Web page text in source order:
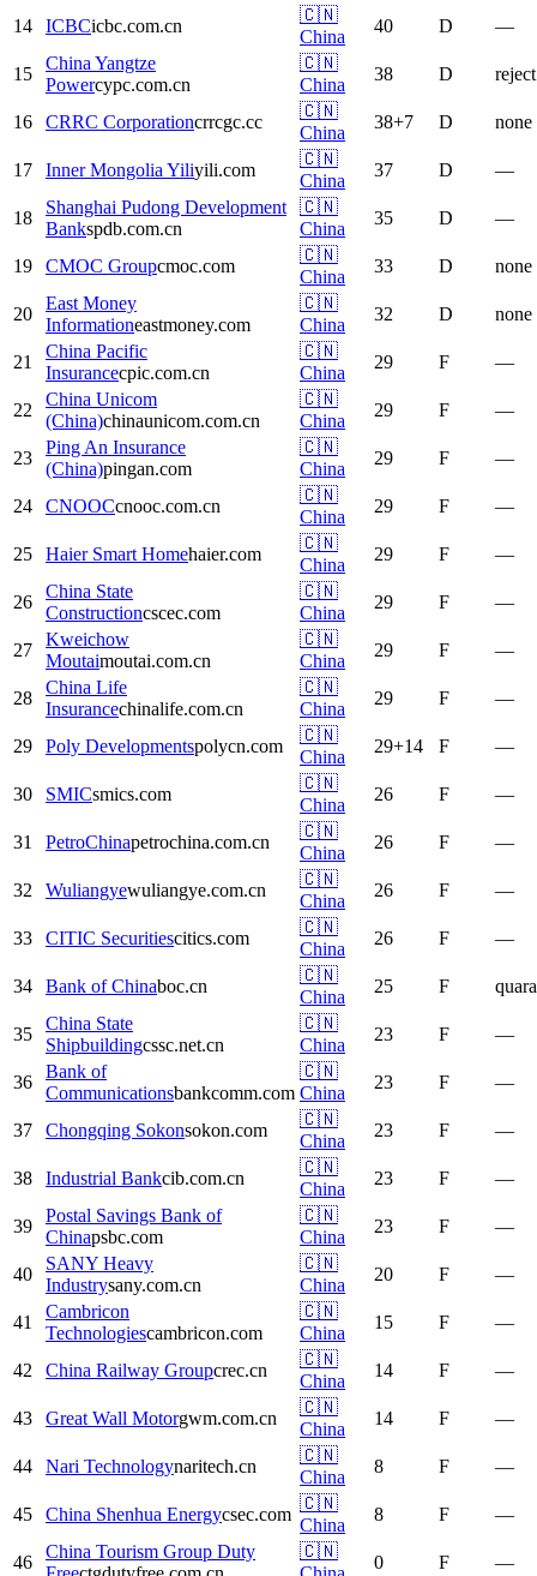
14 ICBCicbc.com.cn
🇨🇳
China
40 D —
15
China Yangtze
Powercypc.com.cn
🇨🇳
China
38 D reject
16 CRRC Corporationcrrcgc.cc
🇨🇳
China
38+7 D none
17 Inner Mongolia Yiliyili.com
🇨🇳
China
37 D —
18
Shanghai Pudong Development
Bankspdb.com.cn
🇨🇳
China
35 D —
19 CMOC Groupcmoc.com
🇨🇳
China
33 D none
20
East Money
Informationeastmoney.com
🇨🇳
China
32 D none
21
China Pacific
Insurancecpic.com.cn
🇨🇳
China
29 F —
22
China Unicom
(China)chinaunicom.com.cn
🇨🇳
China
29 F —
23
Ping An Insurance
(China)pingan.com
🇨🇳
China
29 F —
24 CNOOCcnooc.com.cn
🇨🇳
China
29 F —
25 Haier Smart Homehaier.com
🇨🇳
China
29 F —
26
China State
Constructioncscec.com
🇨🇳
China
29 F —
27
Kweichow
Moutaimoutai.com.cn
🇨🇳
China
29 F —
28
China Life
Insurancechinalife.com.cn
🇨🇳
China
29 F —
29 Poly Developmentspolycn.com
🇨🇳
China
29+14 F —
30 SMICsmics.com
🇨🇳
China
26 F —
31 PetroChinapetrochina.com.cn
🇨🇳
China
26 F —
32 Wuliangyewuliangye.com.cn
🇨🇳
China
26 F —
33 CITIC Securitiescitics.com
🇨🇳
China
26 F —
34 Bank of Chinaboc.cn
🇨🇳
China
25 F
35
China State
Shipbuildingcssc.net.cn
🇨🇳
China
23 F —
36
Bank of
Communicationsbankcomm.com
🇨🇳
China
23 F —
37 Chongqing Sokonsokon.com
🇨🇳
China
23 F —
38 Industrial Bankcib.com.cn
🇨🇳
China
23 F —
39
Postal Savings Bank of
Chinapsbc.com
🇨🇳
China
23 F —
40
SANY Heavy
Industrysany.com.cn
🇨🇳
China
20 F —
41
Cambricon
Technologiescambricon.com
🇨🇳
China
15 F —
42 China Railway Groupcrec.cn
🇨🇳
China
14 F —
43 Great Wall Motorgwm.com.cn
🇨🇳
China
14 F —
44 Nari Technologynaritech.cn
🇨🇳
China
8 F —
45 China Shenhua Energycsec.com
🇨🇳
China
8 F —
46
China Tourism Group Duty
🇨🇳
0 F —